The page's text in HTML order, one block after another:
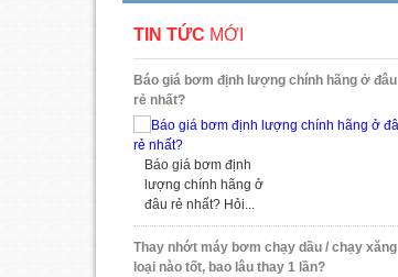
TIN TỨC MỚI
Báo giá bơm định lượng chính hãng ở đâu
rẻ nhất?
Báo giá bơm định
lượng chính hãng ở
đâu rẻ nhất? Hỏi...
Thay nhớt máy bơm chạy dầu / chạy xăng
loại nào tốt, bao lâu thay 1 lần?